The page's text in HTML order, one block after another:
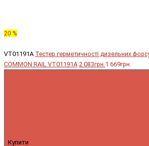
20 %
VT01191A Тестер герметичності дизельних
COMMON RAIL VT01191A 2 083грн.1 669грн.
Купити